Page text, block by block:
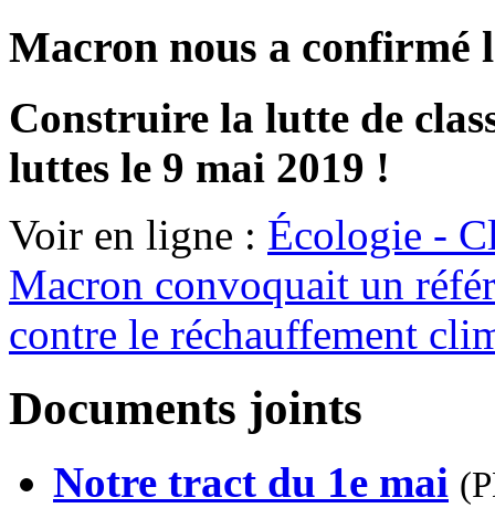
Macron nous a confirmé
Construire la lutte de
luttes le 9 mai 2019 !
Voir en ligne : Écologie -
Macron convoquait un
contre le réchauffement
Documents joints
Notre tract du 1e mai (